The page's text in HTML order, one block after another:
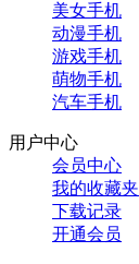
美女手机
动漫手机
游戏手机
萌物手机
汽车手机
用户中心
会员中心
我的收藏夹
下载记录
开通会员